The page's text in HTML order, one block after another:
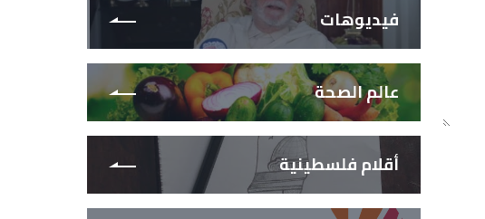
فيديوهات
عالم الصحة
أقلام فلسطينية